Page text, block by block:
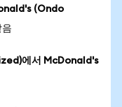
(Ondo
에서 McDonald's